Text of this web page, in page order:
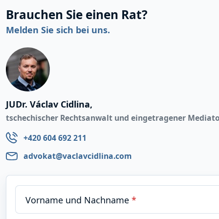
Brauchen Sie einen Rat?
Melden Sie sich bei uns.
JUDr. Václav Cidlina,
tschechischer Rechtsanwalt und eingetragener
+420 604 692 211
advokat@vaclavcidlina.com
Vorname und Nachname *